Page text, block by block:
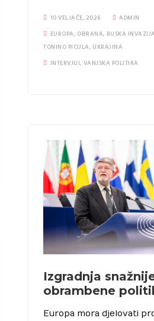
10 VELJAČE, 2026
ADMIN
EUROPA, OBRANA, RUSKA INVAZIJA
TONINO PICULA, UKRAJINA
INTERVJUI, VANJSKA POLITIKA
Izgradnja
obrambene
Europa mora djelovati